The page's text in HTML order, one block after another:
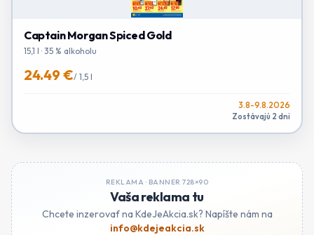
Captain Morgan Spiced Gold
15,1 l · 35 % alkoholu
24.49 €/ 1,5 l
3.8-9.8.2026
Zostávajú 2 dni
REKLAMA · BANNER 728×90
Vaša reklama tu
Chcete inzerovať na KdeJeAkcia.sk? Napíšte nám na
info@kdejeakcia.sk